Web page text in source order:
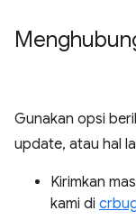
Gunakan opsi
update, atau hal
Kirimkan
kami di